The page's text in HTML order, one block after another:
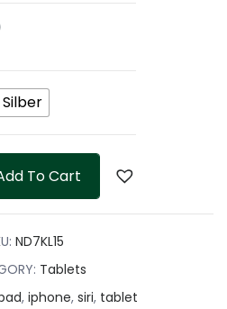
Silber
To Cart
ND7KL15
Tablets
, iphone, siri, tablet